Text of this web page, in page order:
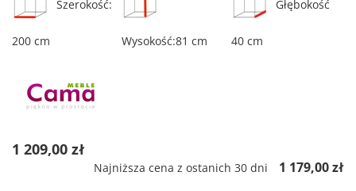
Szerokość:
200 cm Wysokość:81 cm
Głębokość
40 cm
1 209,00 zł
Najniższa cena z ostanich 30 dni 1 179,00 zł